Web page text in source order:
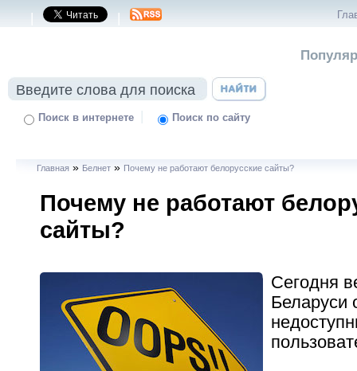
| |
Поиск в интернете | Поиск по сайту
Главная » Белнет » Почему не работают белорусские сайты?
Почему не работают
сайты?
Сегодня
Беларуси